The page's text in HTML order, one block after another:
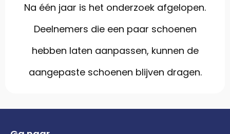
Na één jaar is het onderzoek afgelopen.
Deelnemers die een paar schoenen
hebben laten aanpassen, kunnen de
aangepaste schoenen blijven dragen.